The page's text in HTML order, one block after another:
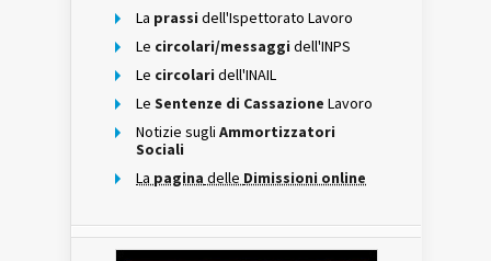
La prassi dell'Ispettorato Lavoro
Le circolari/messaggi dell'INPS
Le circolari dell'INAIL
Le Sentenze di Cassazione Lavoro
Notizie sugli Ammortizzatori
Sociali
La pagina delle Dimissioni online